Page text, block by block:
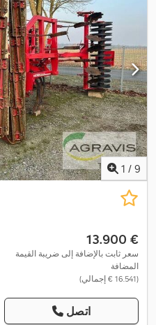
1 / 9
‏13.900 €
سعر ثابت بالإضافة إلى ضريبة القيمة
المضافة
(‏16.541 € إجمالي)
اتصل